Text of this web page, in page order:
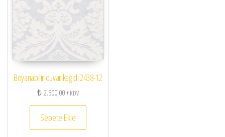
Boyanabilir duvar kağıdı 2438-12
₺2.500,00+ KDV
Sepete Ekle